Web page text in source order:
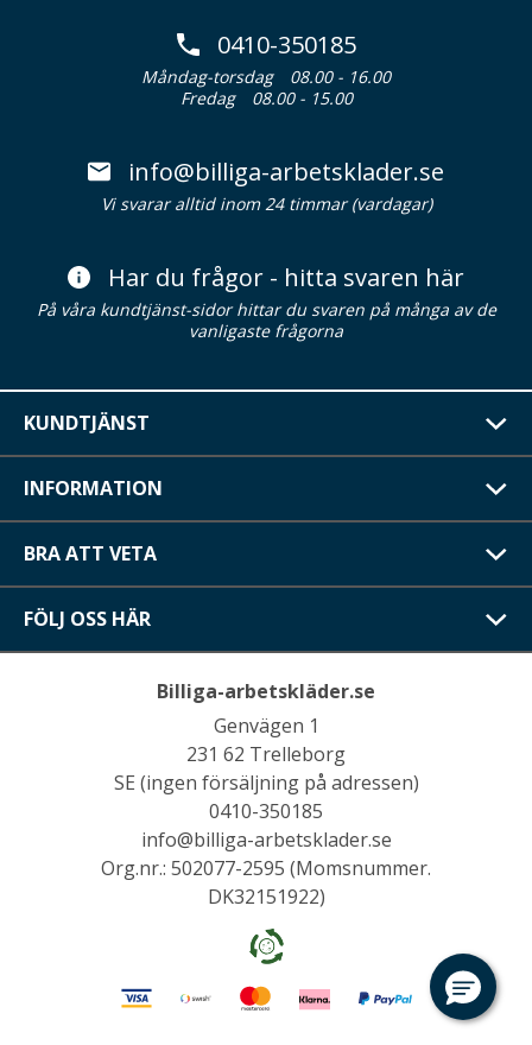
0410-350185
Måndag-torsdag
08.00 - 16.00
Fredag
08.00 - 15.00
info@billiga-arbetsklader.se
Vi svarar alltid inom 24 timmar (vardagar)
Har du frågor - hitta svaren här
På våra kundtjänst-sidor hittar du svaren på många av de
vanligaste frågorna
KUNDTJÄNST
INFORMATION
BRA ATT VETA
FÖLJ OSS HÄR
Billiga-arbetskläder.se
Genvägen 1
231 62 Trelleborg
SE (ingen försäljning på adressen)
0410-350185
info@billiga-arbetsklader.se
Org.nr.: 502077-2595 (Momsnummer.
DK32151922)